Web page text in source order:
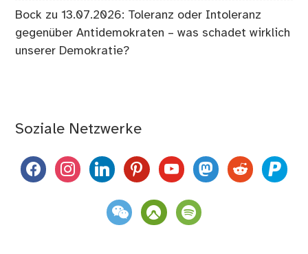
Bock zu13.07.2026: Toleranz oder Intoleranz
gegenüber Antidemokraten – was schadet wirklich
unserer Demokratie?
Soziale Netzwerke
facebookinstagramlinkedinpinterestyoutubemastodon
reddit paypal
weixin komootspotify